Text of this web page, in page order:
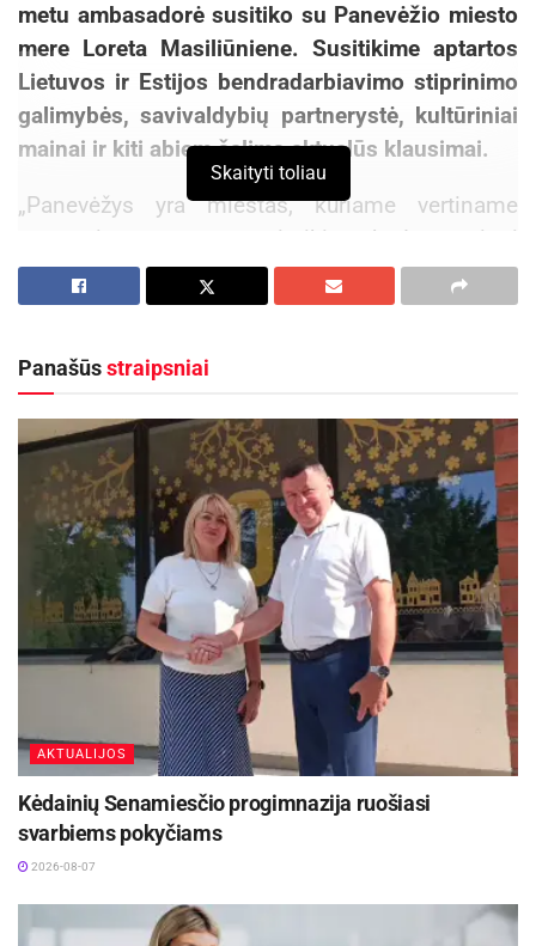
metu ambasadorė susitiko su Panevėžio miesto
mere Loreta Masiliūniene. Susitikime aptartos
Lietuvos ir Estijos bendradarbiavimo stiprinimo
galimybės, savivaldybių partnerystė, kultūriniai
mainai ir kiti abiem šalims aktualūs klausimai.
„Panevėžys yra miestas, kuriame vertiname
tarptautines partnerystes ir tikime, kad prasmingi
ryšiai prasideda nuo atviro dialogo. Džiaugiamės
galėdami pristatyti mūsų miestą Estijos
kurios kuria šiuolaikišką, augantį ir pasauliui
santykius tarp mūsų valstybių, sudaro prielaidas
naujoms iniciatyvoms ir bendriems projektams
ateityje“, – sakė Panevėžio miesto merė Loreta
Masiliūnienė.
Aktualios naujienos
Europos sveikatos draudimo kortelę gali pakeisti
sertifikatas
2026-08-07
Maudytis galima visose Panevėžio maudyklose,
2026-08-07
bendradarbiavimo plėtrai, savivaldos vaidmeniui
Skaityti toliau
Panašūsstraipsniai
AKTUALIJOS
Kėdainių Senamiesčio progimnazija ruošiasi
svarbiems pokyčiams
2026-08-07